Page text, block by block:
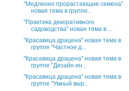
"Медленно прорастающие семена"
новая тема в группе...
"Практика декоративного
садоводства" новая тема в ...
"Красавица драцена" новая тема в
группе "Частное д...
"Красавица драцена" новая тема в
группе "Дизайн ин...
"Красавица драцена" новая тема в
группе "Умный выр...